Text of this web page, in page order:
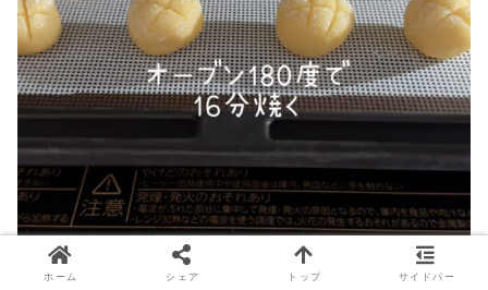
ホーム シェア トップ サイドバー